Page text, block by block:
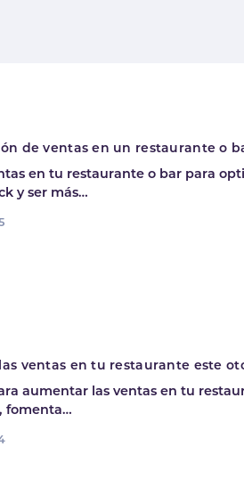
de ventas en un restaurante o
en tu restaurante o bar para
y ser más…
ventas en tu restaurante este
aumentar las ventas en tu
fomenta…